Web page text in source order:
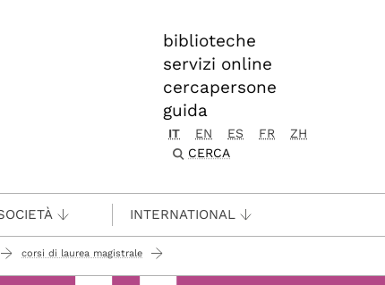
biblioteche
servizi online
cercapersone
guida
IT EN ES FR
ZH
CERCA
INTERNATIONAL
corsi di laurea magistrale